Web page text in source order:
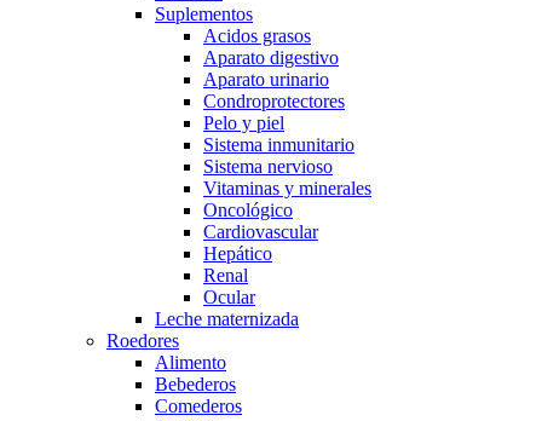
Suplementos
Acidos grasos
Aparato digestivo
Aparato urinario
Condroprotectores
Pelo y piel
Sistema inmunitario
Sistema nervioso
Vitaminas y minerales
Oncológico
Cardiovascular
Hepático
Renal
Ocular
Leche maternizada
Roedores
Alimento
Bebederos
Comederos